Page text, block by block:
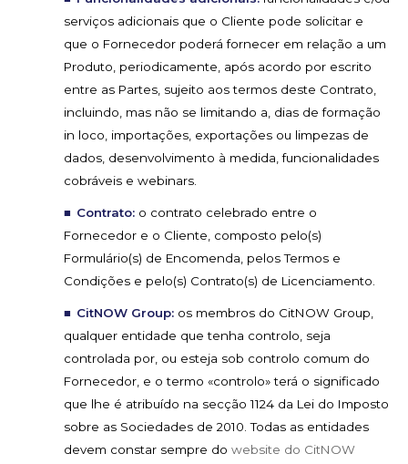
serviços adicionais que o Cliente pode solicitar e
que o Fornecedor poderá fornecer em relação a um
Produto, periodicamente, após acordo por escrito
entre as Partes, sujeito aos termos deste Contrato,
incluindo, mas não se limitando a, dias de formação
in loco, importações, exportações ou limpezas de
dados, desenvolvimento à medida, funcionalidades
cobráveis e webinars.
Contrato: o contrato celebrado entre o
Fornecedor e o Cliente, composto pelo(s)
Formulário(s) de Encomenda, pelos Termos e
Condições e pelo(s) Contrato(s) de Licenciamento.
CitNOW Group: os membros do CitNOW Group,
qualquer entidade que tenha controlo, seja
controlada por, ou esteja sob controlo comum do
Fornecedor, e o termo «controlo» terá o significado
que lhe é atribuído na secção 1124 da Lei do Imposto
sobre as Sociedades de 2010. Todas as entidades
devem constar sempre do website do CitNOW